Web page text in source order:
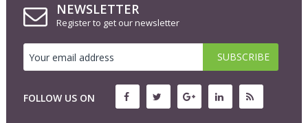
NEWSLETTER
Register to get our newsletter
FOLLOW US ON